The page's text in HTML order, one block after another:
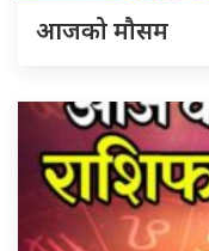
आजको मौसम